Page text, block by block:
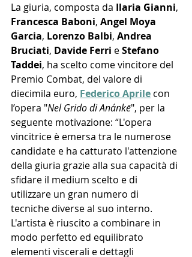
La giuria, composta da Ilaria Gianni,
Francesca Baboni, Angel Moya
Garcia, Lorenzo Balbi, Andrea
Bruciati, Davide Ferri e Stefano
Taddei, ha scelto come vincitore del
Premio Combat, del valore di
diecimila euro, Federico Aprile con
l’opera "Nel Grido di Anánkē", per la
seguente motivazione: “L'opera
vincitrice è emersa tra le numerose
candidate e ha catturato l'attenzione
della giuria grazie alla sua capacità di
sfidare il medium scelto e di
utilizzare un gran numero di
tecniche diverse al suo interno.
L'artista è riuscito a combinare in
modo perfetto ed equilibrato
elementi viscerali e dettagli